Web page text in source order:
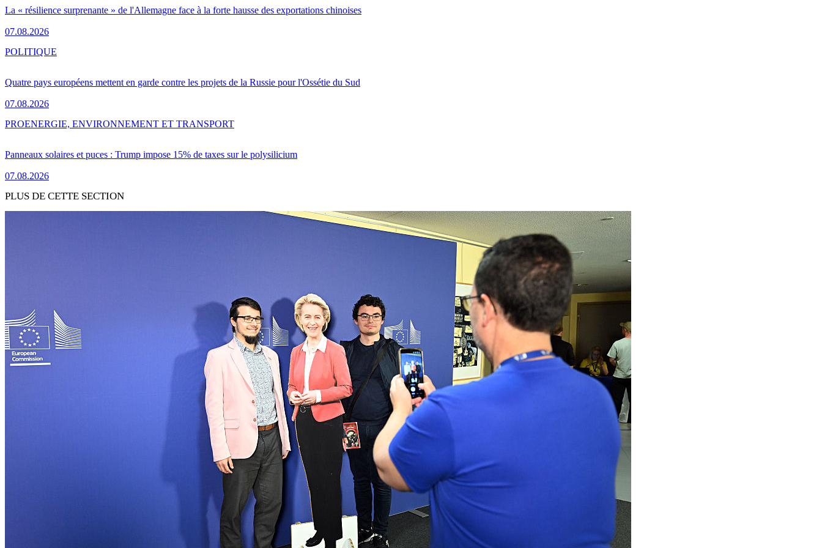
La « résilience surprenante » de l'Allemagne face à la forte hausse des exportations chinoises
07.08.2026
Quatre pays européens mettent en garde contre les projets de la Russie pour l'Ossétie du Sud
07.08.2026
POLITIQUE
Panneaux solaires et puces : Trump impose 15% de taxes sur le polysilicium
07.08.2026
PROENERGIE, ENVIRONNEMENT ET TRANSPORT
PLUS DE CETTE SECTION